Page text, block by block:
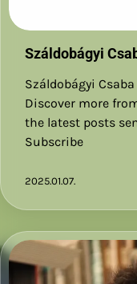
Száldobágyi
Száldobágyi
Discover more
the latest posts
Subscribe
2025.01.07.